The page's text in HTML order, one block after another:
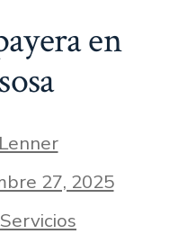
en
Lenner
27, 2025
Servicios